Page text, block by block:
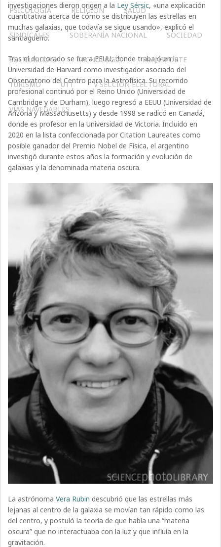
PSICOLOGÍA RELIGIÓN SALUD
SINDICALES SOBERANÍA NACIONAL SOCIEDAD
SOLIDARIDAD TECNOLOGÍA TRANSPORTE
TURISMO UTT V SECCIÓN ELECTORAL
VÍAS NAVEGABLES
investigaciones dieron origen a la Ley Sérsic, «una explicación
cuantitativa acerca de cómo se distribuyen las estrellas en
muchas galaxias, que todavía se sigue usando», explicó el
santiagueño.
Tras el doctorado se fue a EEUU, donde trabajó en la
Universidad de Harvard como investigador asociado del
Observatorio del Centro para la Astrofísica. Su recorrido
profesional continuó por el Reino Unido (Universidad de
Cambridge y de Durham), luego regresó a EEUU (Universidad de
Arizona y Massachusetts) y desde 1998 se radicó en Canadá,
donde es profesor en la Universidad de Victoria. Incluido en
2020 en la lista confeccionada por Citation Laureates como
posible ganador del Premio Nobel de Física, el argentino
investigó durante estos años la formación y evolución de
galaxias y la denominada materia oscura.
La astrónomaVera Rubin descubrió que las estrellas más
lejanas al centro de la galaxia se movían tan rápido como las
del centro, y postuló la teoría de que había una “materia
oscura” que no interactuaba con la luz y que influía en la
gravitación.